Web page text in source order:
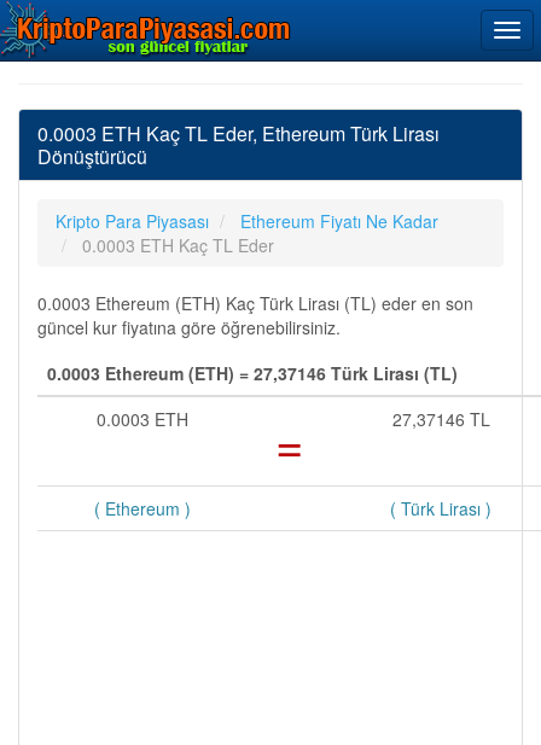
0.0003 ETH Kaç TL Eder, Ethereum Türk Lirası
Dönüştürücü
Kripto Para Piyasası
Ethereum Fiyatı Ne Kadar
0.0003 ETH Kaç TL Eder
0.0003 Ethereum (ETH) Kaç Türk Lirası (TL) eder en son
güncel kur fiyatına göre öğrenebilirsiniz.
0.0003 Ethereum (ETH) = 27,37146 Türk Lirası (TL)
0.0003 ETH
= 27,37146 TL
( Ethereum ) ( Türk Lirası )